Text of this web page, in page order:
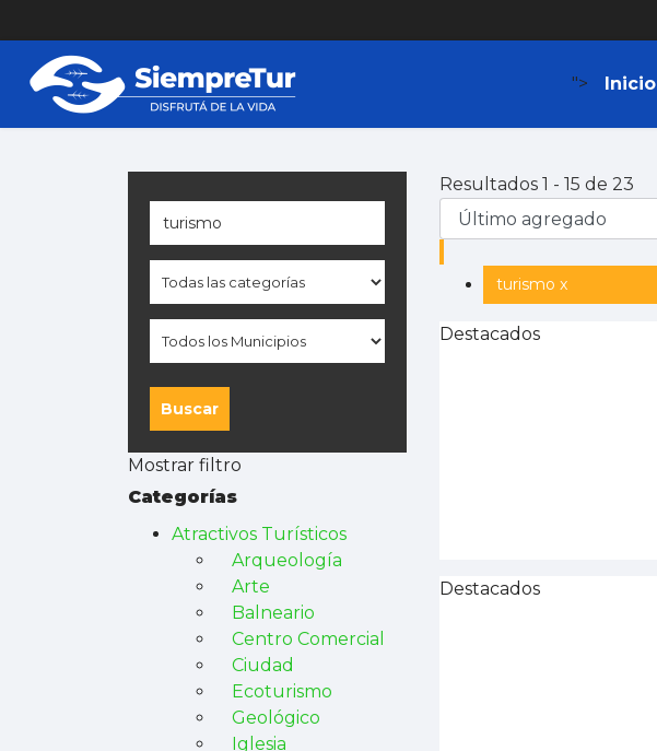
"> Inicio
Buscar
Mostrar filtro
Categorías
Atractivos Turísticos
Arqueología
Arte
Balneario
Centro Comercial
Ciudad
Ecoturismo
Geológico
Iglesia
Resultados 1 - 15 de 23
turismo x
Destacados
Destacados